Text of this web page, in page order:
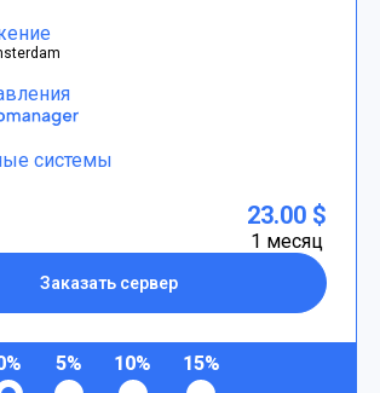
системы
Заказать сервер
23.00 $
1 месяц
5% 10% 15%